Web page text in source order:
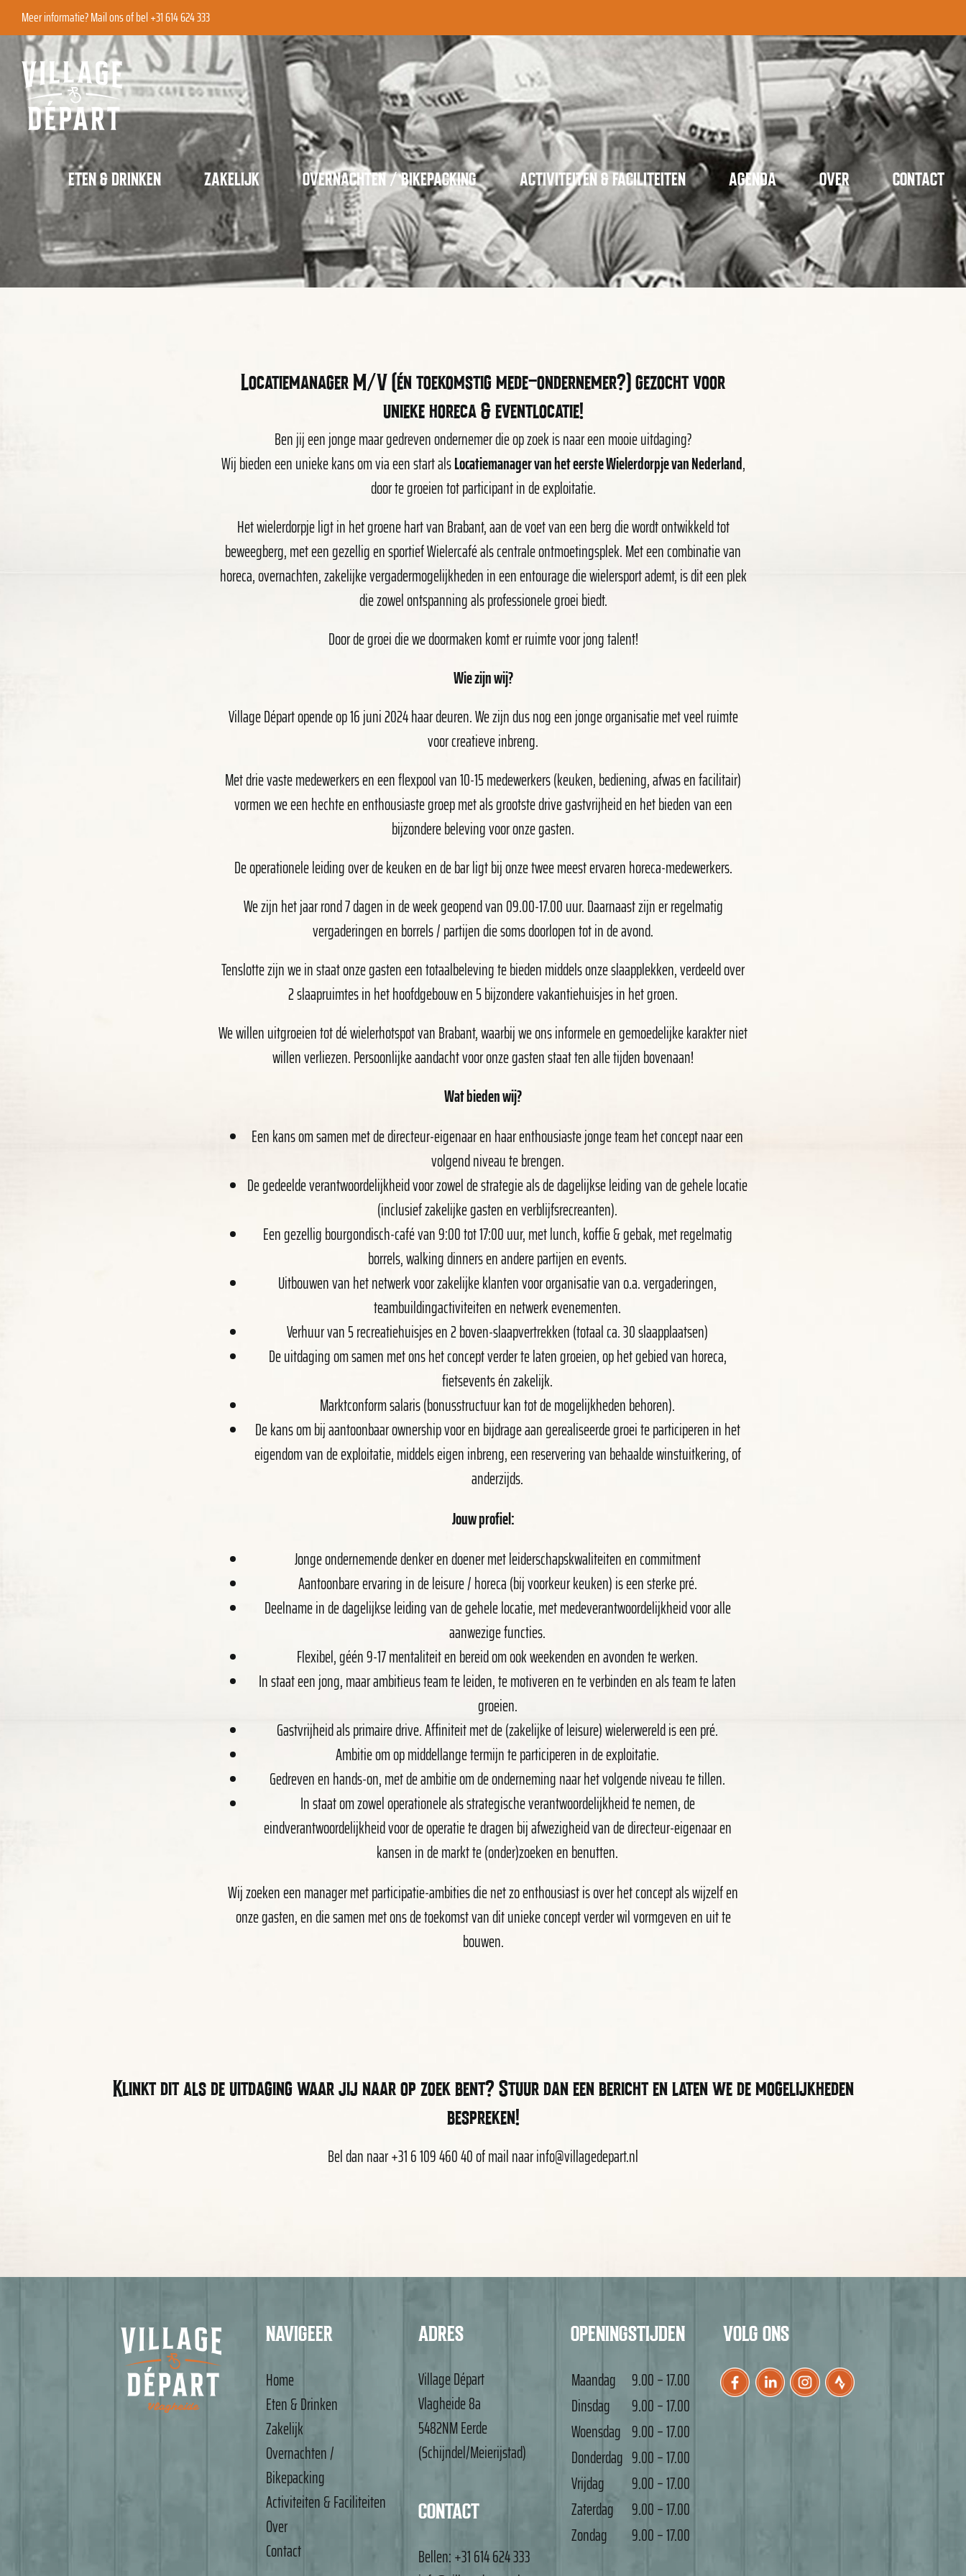
naar
inhoud
Meer informatie?Mail onsof bel +31 614 624 333
ETEN & DRINKEN ZAKELIJK OVERNACHTEN / BIKEPACKING ACTIVITEITEN & FACILITEITEN AGENDA OVER CONTACT
Locatiemanager M/V (én toekomstig mede-ondernemer?) gezocht voor
unieke horeca & eventlocatie!
Ben jij een jonge maar gedreven ondernemer die op zoek is naar een mooie uitdaging?
Wij bieden een unieke kans om via een start alsLocatiemanager van het eerste Wielerdorpje van Nederland,
door te groeien tot participant in de exploitatie.
Het wielerdorpje ligt in het groene hart van Brabant, aan de voet van een berg die wordt ontwikkeld tot
beweegberg, met een gezellig en sportief Wielercafé als centrale ontmoetingsplek. Met een combinatie van
horeca, overnachten, zakelijke vergadermogelijkheden in een entourage die wielersport ademt, is dit een plek
die zowel ontspanning als professionele groei biedt.
Door de groei die we doormaken komt er ruimte voor jong talent!
Wie zijn wij?
Village Départ opende op 16 juni 2024 haar deuren. We zijn dus nog een jonge organisatie met veel ruimte
voor creatieve inbreng.
Met drie vaste medewerkers en een flexpool van 10-15 medewerkers (keuken, bediening, afwas en facilitair)
vormen we een hechte en enthousiaste groep met als grootste drive gastvrijheid en het bieden van een
bijzondere beleving voor onze gasten.
De operationele leiding over de keuken en de bar ligt bij onze twee meest ervaren horeca-medewerkers.
We zijn het jaar rond 7 dagen in de week geopend van 09.00-17.00 uur. Daarnaast zijn er regelmatig
vergaderingen en borrels / partijen die soms doorlopen tot in de avond.
Tenslotte zijn we in staat onze gasten een totaalbeleving te bieden middels onze slaapplekken, verdeeld over
2 slaapruimtes in het hoofdgebouw en 5 bijzondere vakantiehuisjes in het groen.
We willen uitgroeien tot dé wielerhotspot van Brabant, waarbij we ons informele en gemoedelijke karakter niet
willen verliezen. Persoonlijke aandacht voor onze gasten staat ten alle tijden bovenaan!
Wat bieden wij?
Een kans om samen met de directeur-eigenaar en haar enthousiaste jonge team het concept naar een
volgend niveau te brengen.
De gedeelde verantwoordelijkheid voor zowel de strategie als de dagelijkse leiding van de gehele locatie
(inclusief zakelijke gasten en verblijfsrecreanten).
Een gezellig bourgondisch-café van 9:00 tot 17:00 uur, met lunch, koffie & gebak, met regelmatig
borrels, walking dinners en andere partijen en events.
Uitbouwen van het netwerk voor zakelijke klanten voor organisatie van o.a. vergaderingen,
teambuildingactiviteiten en netwerk evenementen.
Verhuur van 5 recreatiehuisjes en 2 boven-slaapvertrekken (totaal ca. 30 slaapplaatsen)
De uitdaging om samen met ons het concept verder te laten groeien, op het gebied van horeca,
fietsevents én zakelijk.
Marktconform salaris (bonusstructuur kan tot de mogelijkheden behoren).
De kans om bij aantoonbaar ownership voor en bijdrage aan gerealiseerde groei te participeren in het
eigendom van de exploitatie, middels eigen inbreng, een reservering van behaalde winstuitkering, of
anderzijds.
Jouw profiel:
Jonge ondernemende denker en doener met leiderschapskwaliteiten en commitment
Aantoonbare ervaring in de leisure / horeca (bij voorkeur keuken) is een sterke pré.
Deelname in de dagelijkse leiding van de gehele locatie, met medeverantwoordelijkheid voor alle
aanwezige functies.
Flexibel, géén 9-17 mentaliteit en bereid om ook weekenden en avonden te werken.
In staat een jong, maar ambitieus team te leiden, te motiveren en te verbinden en als team te laten
groeien.
Gastvrijheid als primaire drive. Affiniteit met de (zakelijke of leisure) wielerwereld is een pré.
Ambitie om op middellange termijn te participeren in de exploitatie.
Gedreven en hands-on, met de ambitie om de onderneming naar het volgende niveau te tillen.
In staat om zowel operationele als strategische verantwoordelijkheid te nemen, de
eindverantwoordelijkheid voor de operatie te dragen bij afwezigheid van de directeur-eigenaar en
kansen in de markt te (onder)zoeken en benutten.
Wij zoeken een manager met participatie-ambities die net zo enthousiast is over het concept als wijzelf en
onze gasten, en die samen met ons de toekomst van dit unieke concept verder wil vormgeven en uit te
bouwen.
Klinkt dit als de uitdaging waar jij naar op zoek bent? Stuur dan een bericht en laten we de mogelijkheden
bespreken!
Bel dan naar+31 6 109 460 40of mail naarinfo@villagedepart.nl
NAVIGEER
Home
Eten & Drinken
Zakelijk
Overnachten /
Bikepacking
Activiteiten & Faciliteiten
Over
Contact
ADRES
Village Départ
Vlagheide 8a
5482NM Eerde
(Schijndel/Meierijstad)
CONTACT
Bellen:+31 614 624 333
OPENINGSTIJDEN
Maandag
9.00 – 17.00
Dinsdag
9.00 – 17.00
Woensdag 9.00 – 17.00
Donderdag 9.00 – 17.00
Vrijdag
9.00 – 17.00
Zaterdag
9.00 – 17.00
Zondag
9.00 – 17.00
VOLG ONS